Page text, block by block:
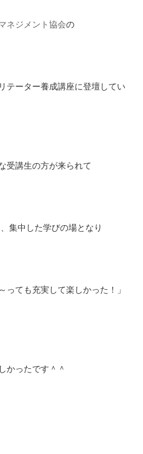
ネジメント協会の
テーター養成講座に登壇してい
受講生の方が来られて
集中した学びの場となり
っても充実して楽しかった！」
かったです＾＾